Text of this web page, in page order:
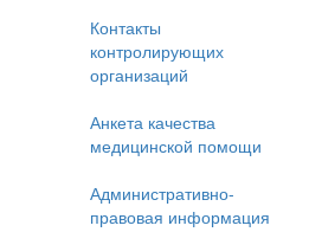
Контакты
контролирующих
организаций
Анкета качества
медицинской помощи
Административно-
правовая информация